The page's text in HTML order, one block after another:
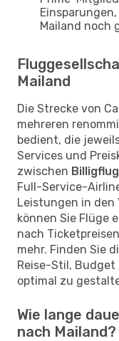
Mailand noch
Mailand
Die Strecke von
mehreren
bedient, die
Services und
zwischen
Full-Service-
Leistungen in den
können Sie Flüge
nach
mehr. Finden Sie
Reise-Stil, Budget
optimal zu
Wie lange
nach Mailand?